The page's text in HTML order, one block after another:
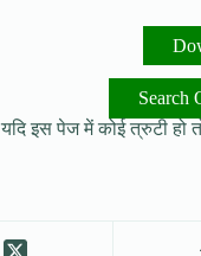
Search
यदि इस पेज में कोई त्रुटी हो